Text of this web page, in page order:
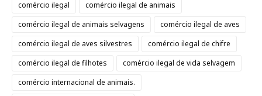
comércio ilegal
comércio ilegal de animais
comércio ilegal de animais selvagens
comércio ilegal de aves
comércio ilegal de aves silvestres
comércio ilegal de chifre
comércio ilegal de filhotes
comércio ilegal de vida selvagem
comércio internacional de animais.